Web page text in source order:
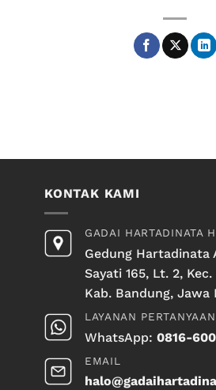
KONTAK KAMI
GADAI HARTADINATA
Gedung Hartadinata
Sayati 165, Lt. 2,
Kab. Bandung, Jawa
LAYANAN
WhatsApp: 0816-
EMAIL